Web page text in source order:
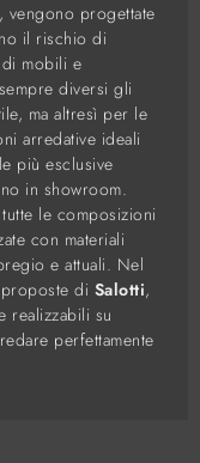
progettate
il rischio di
mobili e
diversi gli
ma altresì per le
arredative ideali
più esclusive
in showroom.
le composizioni
con materiali
e attuali. Nel
di Salotti,
realizzabili su
perfettamente